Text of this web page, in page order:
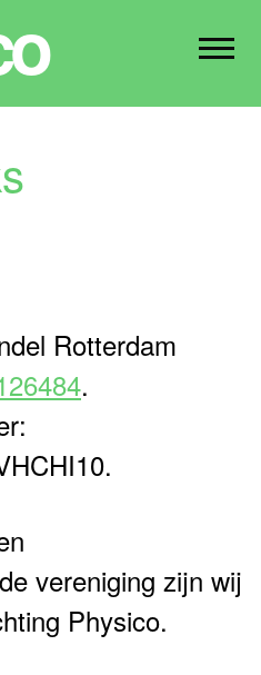
Rotterdam
.
vereniging zijn wij
Physico.